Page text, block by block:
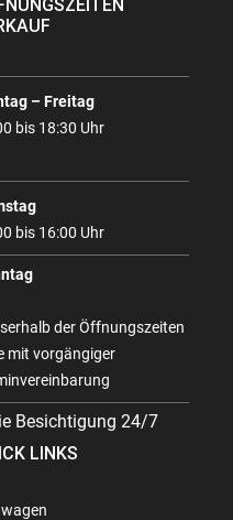
– Freitag
bis 18:30 Uhr
bis 16:00 Uhr
der Öffnungszeiten
mit vorgängiger
Besichtigung 24/7
LINKS